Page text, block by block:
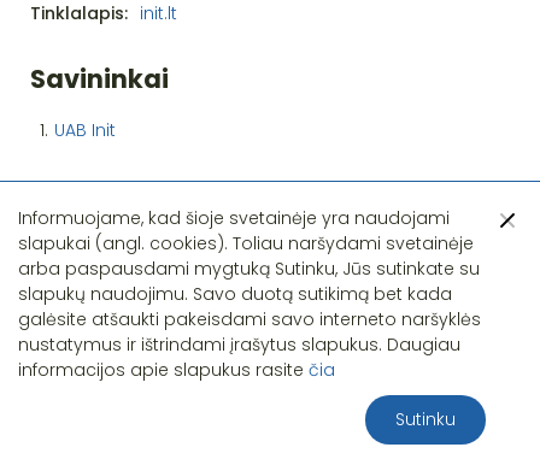
Tinklalapis: init.lt
Savininkai
1. UAB Init
Pastebėjote klaidą?
Informuojame, kad šioje svetainėje yra naudojami
slapukai (angl. cookies). Toliau naršydami svetainėje
arba paspausdami mygtuką Sutinku, Jūs sutinkate su
slapukų naudojimu. Savo duotą sutikimą bet kada
galėsite atšaukti pakeisdami savo interneto naršyklės
nustatymus ir ištrindami įrašytus slapukus. Daugiau
informacijos apie slapukus rasite čia
Sutinku